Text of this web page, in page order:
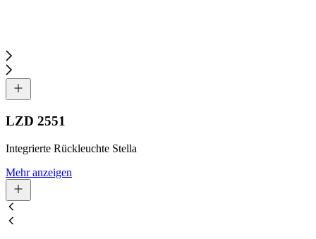
LZD 2551
Integrierte Rückleuchte Stella
Mehr anzeigen